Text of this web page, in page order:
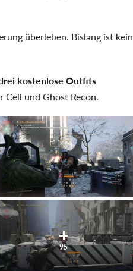
überleben. Bislang ist kein
kostenlose Outfits
und Ghost Recon.
95